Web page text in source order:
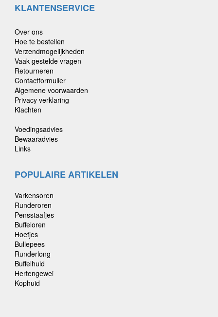
KLANTENSERVICE
Over ons
Hoe te bestellen
Verzendmogelijkheden
Vaak gestelde vragen
Retourneren
Contactformulier
Algemene voorwaarden
Privacy verklaring
Klachten
Voedingsadvies
Bewaaradvies
Links
POPULAIRE ARTIKELEN
Varkensoren
Runderoren
Pensstaafjes
Buffeloren
Hoefjes
Bullepees
Runderlong
Buffelhuid
Hertengewei
Kophuid